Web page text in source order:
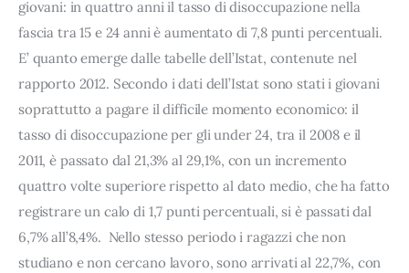
giovani: in quattro anni il tasso di disoccupazione nella
fascia tra 15 e 24 anni è aumentato di 7,8 punti percentuali.
E’ quanto emerge dalle tabelle dell’Istat, contenute nel
rapporto 2012. Secondo i dati dell’Istat sono stati i giovani
soprattutto a pagare il difficile momento economico: il
tasso di disoccupazione per gli under 24, tra il 2008 e il
2011, è passato dal 21,3% al 29,1%, con un incremento
quattro volte superiore rispetto al dato medio, che ha fatto
registrare un calo di 1,7 punti percentuali, si è passati dal
6,7% all’8,4%. Nello stesso periodo i ragazzi che non
studiano e non cercano lavoro, sono arrivati al 22,7%, con